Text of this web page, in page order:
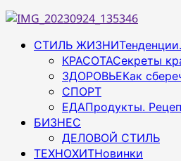
Основное
СТИЛЬ ЖИЗНИТенденции.
КРАСОТАСекреты
ЗДОРОВЬЕКак
СПОРТ
ЕДАПродукты.
БИЗНЕС
ДЕЛОВОЙ СТИЛЬ
ТЕХНОХИТНовинки